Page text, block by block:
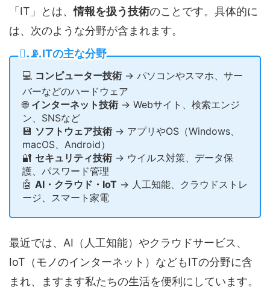
「IT」とは、情報を扱う技術のことです。具体的に
は、次のような分野が含まれます。
📡 ITの主な分野
💻 コンピューター技術 → パソコンやスマホ、サー
バーなどのハードウェア
🌐 インターネット技術 → Webサイト、検索エンジ
ン、SNSなど
💾 ソフトウェア技術 → アプリやOS（Windows、
macOS、Android）
🔐 セキュリティ技術 → ウイルス対策、データ保
護、パスワード管理
🤖 AI・クラウド・IoT → 人工知能、クラウドストレ
ージ、スマート家電
最近では、AI（人工知能）やクラウドサービス、
IoT（モノのインターネット）などもITの分野に含
まれ、ますます私たちの生活を便利にしています。